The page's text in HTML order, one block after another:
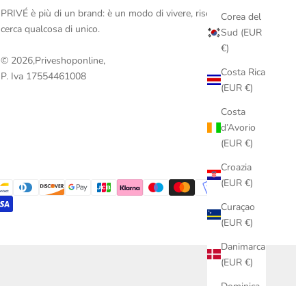
Corea del
Sud (EUR
€)
Costa Rica
(EUR €)
Costa
d’Avorio
(EUR €)
Croazia
(EUR €)
Curaçao
(EUR €)
Danimarca
(EUR €)
PRIVÉ è più di un brand: è un modo di vivere, riservato a chi
cerca qualcosa di unico.
© 2026,Priveshoponline,
P. Iva 17554461008